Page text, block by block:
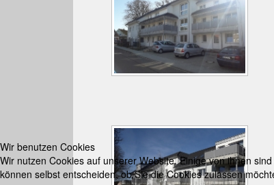
Wir benutzen Cookies
Wir nutzen Cookies auf unserer Website. Einige von ihnen
können selbst entscheiden, ob Sie die Cookies zulassen